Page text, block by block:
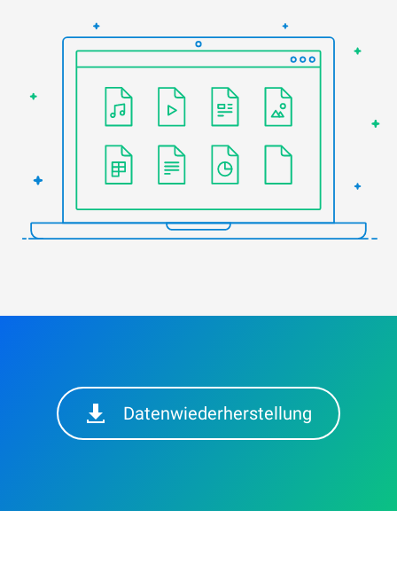
Datenwiederherstellung